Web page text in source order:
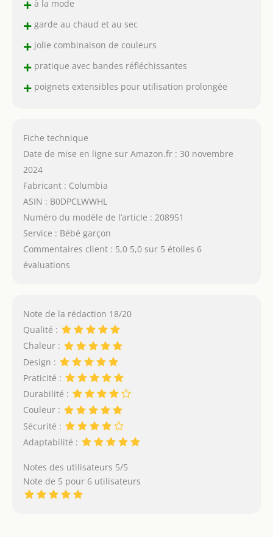
à la mode
+garde au chaud et au sec
+jolie combinaison de couleurs
+pratique avec bandes réfléchissantes
+poignets extensibles pour utilisation prolongée
Fiche technique
Date de mise en ligne sur Amazon.fr : 30 novembre
2024
Fabricant : Columbia
ASIN : B0DPCLWWHL
Numéro du modèle de l’article : 208951
Service : Bébé garçon
Commentaires client : 5,0 5,0 sur 5 étoiles 6
évaluations
Note de la rédaction 18/20
Qualité :
Chaleur :
Design :
Praticité :
Durabilité :
Couleur :
Sécurité :
Adaptabilité :
Notes des utilisateurs 5/5
Note de 5 pour 6 utilisateurs